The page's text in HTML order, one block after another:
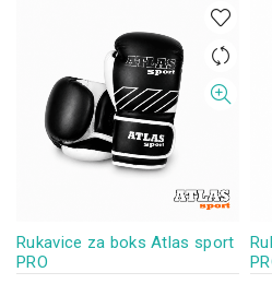
Rukavice za boks Atlas sport
PRO